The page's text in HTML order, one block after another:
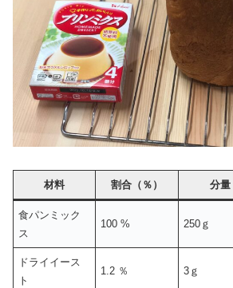
材料 割合（％） 分量
食パンミック
ス
100 % 250ｇ
ドライイース
ト
1.2 ％ 3ｇ